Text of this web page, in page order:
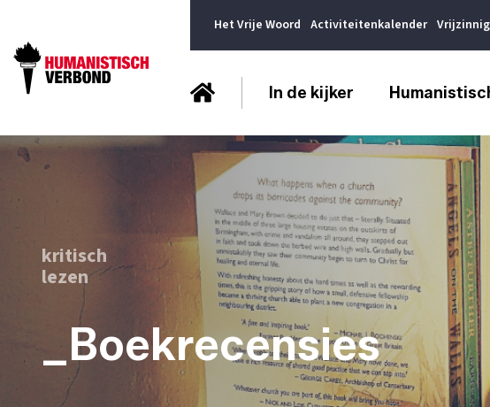
Het Vrije Woord Activiteitenkalender
In de kijker
kritisch
lezen
_Boekrecensies